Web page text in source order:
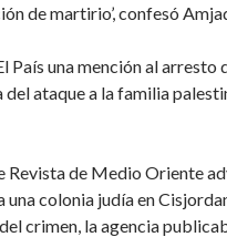
de martirio’, confesó
una mención al arresto
ataque a la familia
Revista de Medio Oriente
colonia judía en
crimen, la agencia